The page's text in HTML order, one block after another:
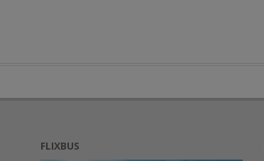
FLIXBUS